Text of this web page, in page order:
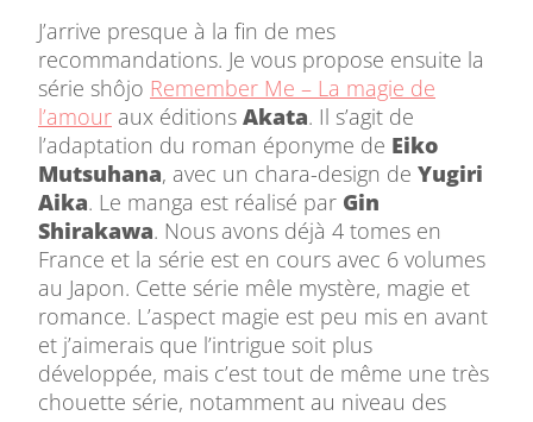
J’arrive presque à la fin de mes
recommandations. Je vous propose ensuite la
série shôjo Remember Me – La magie de
l’amour aux éditions Akata. Il s’agit de
l’adaptation du roman éponyme de Eiko
Mutsuhana, avec un chara-design de Yugiri
Aika. Le manga est réalisé par Gin
Shirakawa. Nous avons déjà 4 tomes en
France et la série est en cours avec 6 volumes
au Japon. Cette série mêle mystère, magie et
romance. L’aspect magie est peu mis en avant
et j’aimerais que l’intrigue soit plus
développée, mais c’est tout de même une très
chouette série, notamment au niveau des